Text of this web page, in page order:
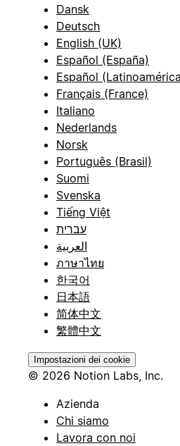
Dansk
Deutsch
English (UK)
Español (España)
Español
Français (France)
Italiano
Nederlands
Norsk
Português (Brasil)
Suomi
Svenska
Tiếng Việt
עברית
العربية
ภาษาไทย
한국어
日本語
简体中文
繁體中文
Impostazioni dei cookie
© 2026 Notion Labs, Inc.
Azienda
Chi siamo
Lavora con noi